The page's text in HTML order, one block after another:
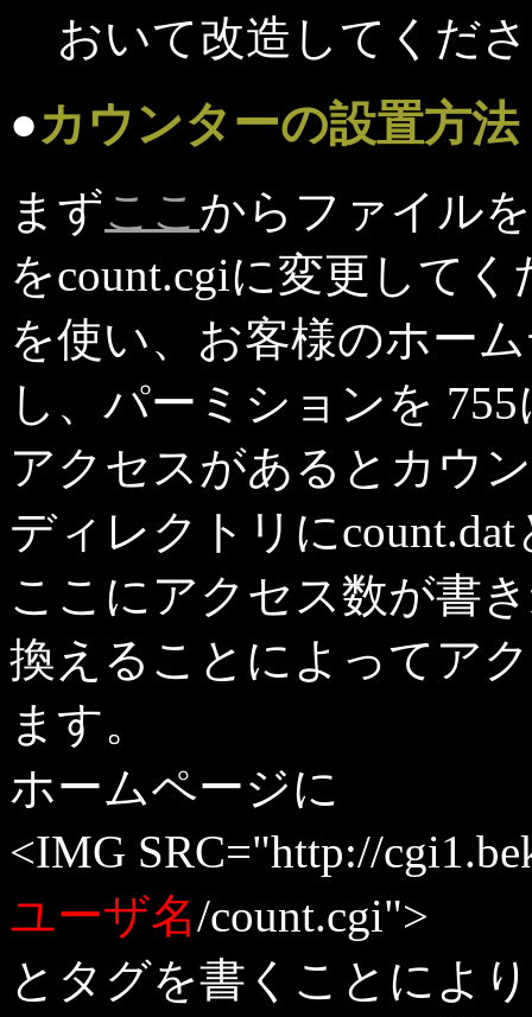
おいて改造してくだ
●カウンターの設置方法
まずここ からファイル
をcount.cgiに変更して
を使い、お客様のホー
し、パーミションを
アクセスがあるとカウ
ディレクトリに
ここにアクセス数が書
換えることによってア
ます。
ホームページに
<IMG SRC="http://
ユーザ名/count.cgi">
とタグを書くことによ